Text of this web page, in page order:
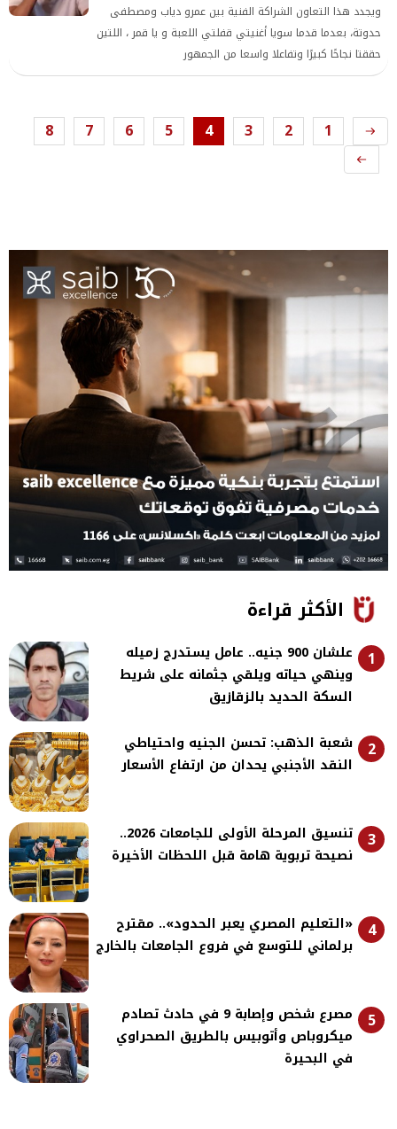
ويجدد هذا التعاون الشراكة الفنية بين عمرو دياب ومصطفى
حدوتة، بعدما قدما سويا أغنيتي قفلتي اللعبة و يا قمر ، اللتين
حققتا نجاحًا كبيرًا وتفاعلا واسعا من الجمهور
1
2
3
4
5
6
7
8
الأكثر قراءة
1
علشان 900 جنيه.. عامل يستدرج زميله
وينهي حياته ويلقي جثمانه على شريط
السكة الحديد بالزقازيق
2
شعبة الذهب: تحسن الجنيه واحتياطي
النقد الأجنبي يحدان من ارتفاع الأسعار
3
تنسيق المرحلة الأولى للجامعات 2026..
نصيحة تربوية هامة قبل اللحظات الأخيرة
4
«التعليم المصري يعبر الحدود».. مقترح
برلماني للتوسع في فروع الجامعات بالخارج
5
مصرع شخص وإصابة 9 في حادث تصادم
ميكروباص وأتوبيس بالطريق الصحراوي
في البحيرة